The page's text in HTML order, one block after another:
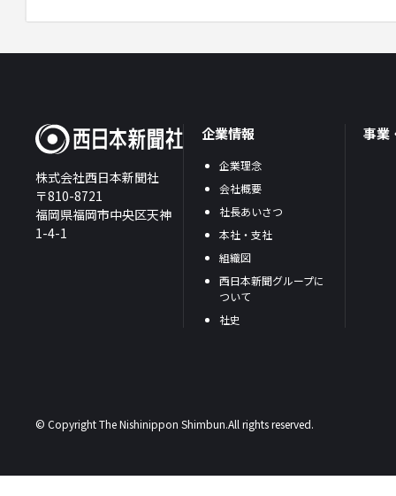
株式会社西日本新聞社
〒810-8721
福岡県福岡市中央区天神
1-4-1
企業情報
企業理念
会社概要
社長あいさつ
本社・支社
組織図
西日本新聞グループに
ついて
社史
事業
© Copyright The Nishinippon Shimbun.All rights reserved.